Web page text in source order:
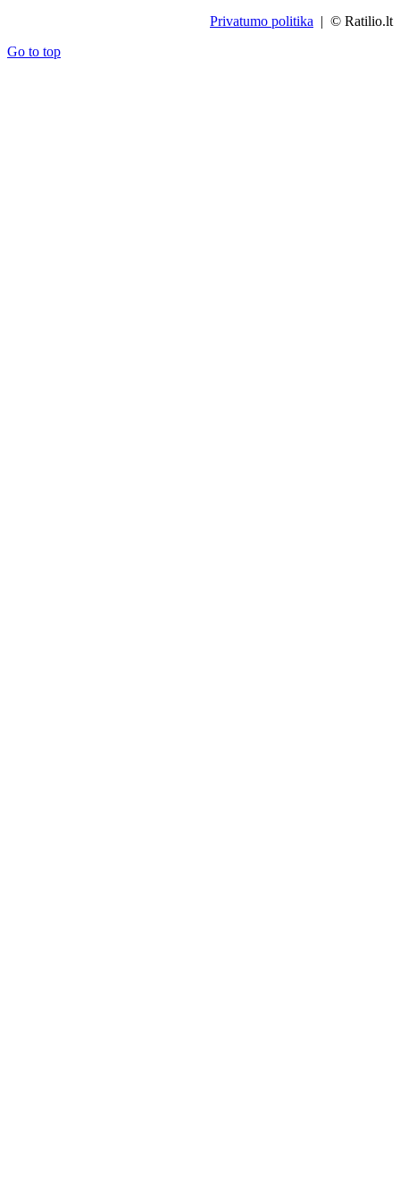
Privatumo politika | © Ratilio.lt
Go to top